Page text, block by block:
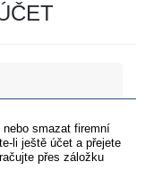
nebo smazat firemní
li ještě účet a přejete
přes záložku